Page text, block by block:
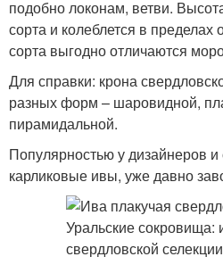
подобно локонам, ветви.
сорта и колеблется в пределах
сорта выгодно отличаются
Для справки: крона
разных форм – шаровидной,
пирамидальной.
Популярностью у дизайнеров
карликовые ивы, уже давно